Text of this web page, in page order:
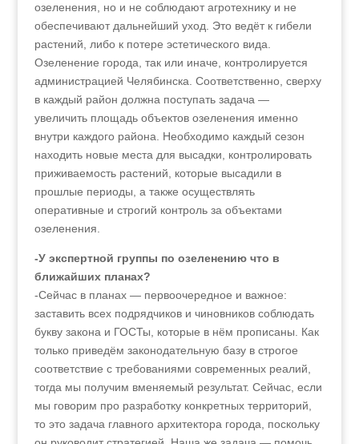
озеленения, но и не соблюдают агротехнику и не
обеспечивают дальнейший уход. Это ведёт к гибели
растений, либо к потере эстетического вида.
Озеленение города, так или иначе, контролируется
администрацией Челябинска. Соответственно, сверху
в каждый район должна поступать задача —
увеличить площадь объектов озеленения именно
внутри каждого района. Необходимо каждый сезон
находить новые места для высадки, контролировать
приживаемость растений, которые высадили в
прошлые периоды, а также осуществлять
оперативные и строгий контроль за объектами
озеленения.
-У экспертной группы по озеленению что в
ближайших планах?
-Сейчас в планах — первоочередное и важное:
заставить всех подрядчиков и чиновников соблюдать
букву закона и ГОСТы, которые в нём прописаны. Как
только приведём законодательную базу в строгое
соответствие с требованиями современных реалий,
тогда мы получим вменяемый результат. Сейчас, если
мы говорим про разработку конкретных территорий,
то это задача главного архитектора города, поскольку